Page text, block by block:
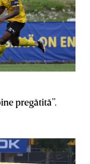
pregătită”.